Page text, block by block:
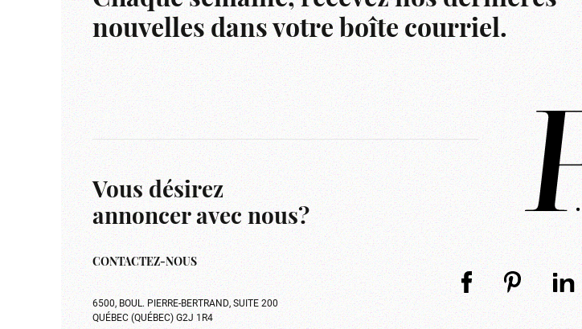
nouvelles dans votre boîte courriel.
Vous désirez
annoncer avec nous?
CONTACTEZ-NOUS
6500, BOUL. PIERRE-BERTRAND, SUITE 200
QUÉBEC (QUÉBEC) G2J 1R4